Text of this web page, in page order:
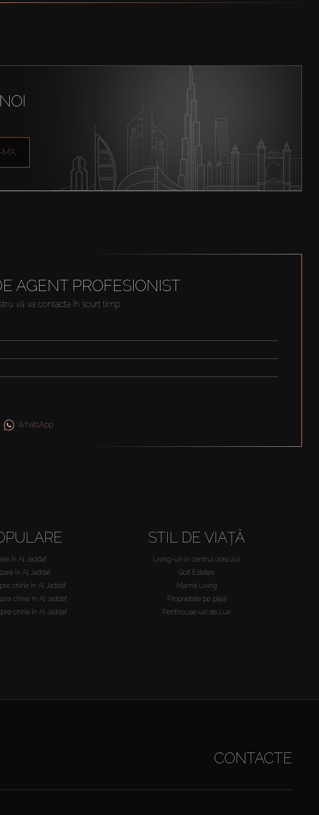
MA
AGENT PROFESIONIST
vă va contacta în scurt timp
WhatsApp
în Al Jaddaf
în Al Jaddaf
chirie în Al Jaddaf
chirie în Al Jaddaf
chirie în Al Jaddaf
STIL DE VIAȚĂ
Living-uri în centrul orașului
Golf Estates
Marina Living
Proprietate pe plajă
Penthouse-uri de Lux
CONTACTE